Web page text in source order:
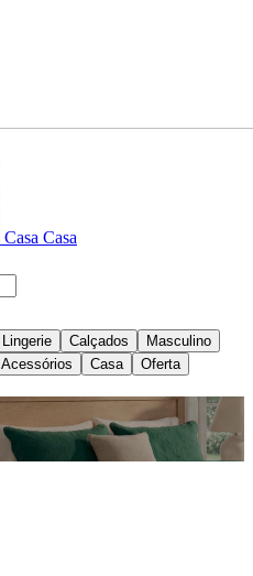
Casa Casa
Lingerie Calçados
Masculino
Acessórios Casa Oferta